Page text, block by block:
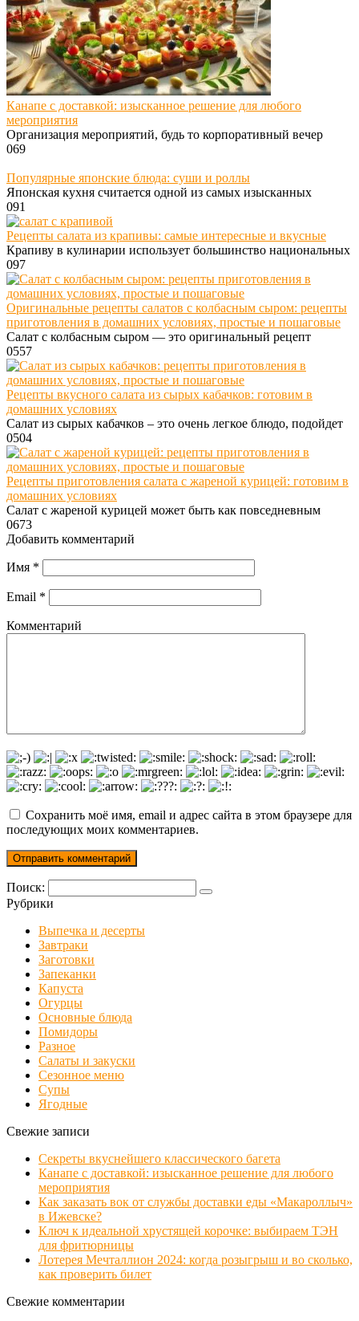
Канапе с доставкой: изысканное решение для любого
мероприятия
Организация мероприятий, будь то корпоративный вечер
069
Популярные японские блюда: суши и роллы
Японская кухня считается одной из самых изысканных
091
Рецепты салата из крапивы: самые интересные и вкусные
Крапиву в кулинарии использует большинство национальных
097
Оригинальные рецепты салатов с колбасным сыром: рецепты
приготовления в домашних условиях, простые и пошаговые
Салат с колбасным сыром — это оригинальный рецепт
0557
Рецепты вкусного салата из сырых кабачков: готовим в
домашних условиях
Салат из сырых кабачков – это очень легкое блюдо, подойдет
0504
Рецепты приготовления салата с жареной курицей: готовим в
домашних условиях
Салат с жареной курицей может быть как повседневным
0673
Добавить комментарий
Имя *
Email *
Комментарий
Сохранить моё имя, email и адрес сайта в этом браузере для
последующих моих комментариев.
Поиск:
Рубрики
Выпечка и десерты
Завтраки
Заготовки
Запеканки
Капуста
Огурцы
Основные блюда
Помидоры
Разное
Салаты и закуски
Сезонное меню
Супы
Ягодные
Свежие записи
Секреты вкуснейшего классического багета
Канапе с доставкой: изысканное решение для любого
мероприятия
Как заказать вок от службы доставки еды «Макароллыч»
в Ижевске?
Ключ к идеальной хрустящей корочке: выбираем ТЭН
для фритюрницы
Лотерея Мечталлион 2024: когда розыгрыш и во сколько,
как проверить билет
Свежие комментарии